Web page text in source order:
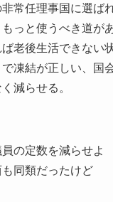
常任理事国に選ば
っと使うべき道が
老後生活できない
凍結が正しい、国
減らせる。
の定数を減らせよ
同類だったけど